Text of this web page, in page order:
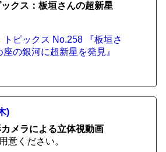
クス：板垣さんの超新星
トピックス No.258 『板垣さ
座の銀河に超新星を発見』
)
メラによる立体視動画
意ください。